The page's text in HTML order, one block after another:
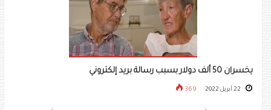
يخسران 50 ألف دولار بسبب رسالة بريد إلكتروني
369